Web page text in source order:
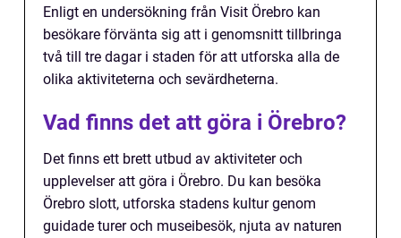
Enligt en undersökning från Visit Örebro kan
besökare förvänta sig att i genomsnitt tillbringa
två till tre dagar i staden för att utforska alla de
olika aktiviteterna och sevärdheterna.
Vad finns det att göra i Örebro?
Det finns ett brett utbud av aktiviteter och
upplevelser att göra i Örebro. Du kan besöka
Örebro slott, utforska stadens kultur genom
guidade turer och museibesök, njuta av naturen